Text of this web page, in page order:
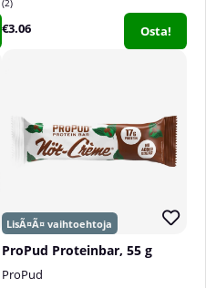
2
€3.06 Osta!
ProPud Proteinbar, 55 g
ProPud